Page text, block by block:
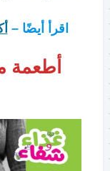
اقرأ أيضًا –
أطعمة